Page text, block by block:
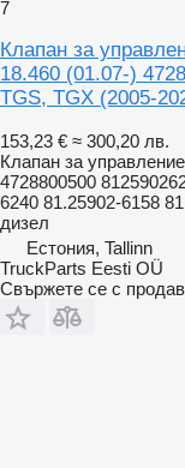
7
Клапан за
18.460 (01.07-)
TGS, TGX (2005-
153,23 € ≈ 300,20 лв.
Клапан за
4728800500
6240 81.25902-6158
дизел
Естония, Tallinn
TruckParts Eesti OÜ
Свържете се с